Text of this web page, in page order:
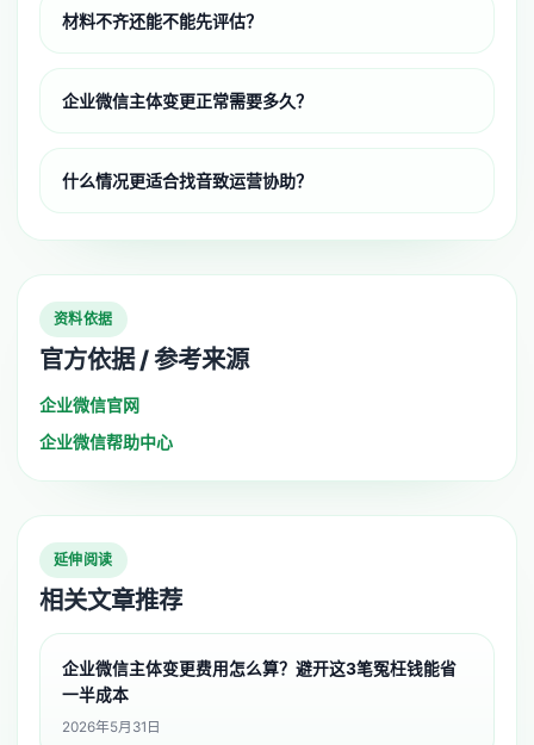
材料不齐还能不能先评估？
企业微信主体变更正常需要多久？
什么情况更适合找音致运营协助？
资料依据
官方依据 / 参考来源
企业微信官网
企业微信帮助中心
延伸阅读
相关文章推荐
企业微信主体变更费用怎么算？避开这3笔冤枉钱能省
一半成本
2026年5月31日